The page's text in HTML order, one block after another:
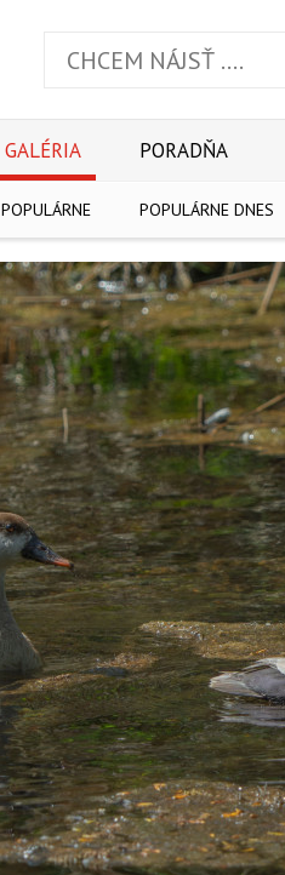
GALÉRIA
POPULÁRNE POPULÁRNE DNES
PORADŇA